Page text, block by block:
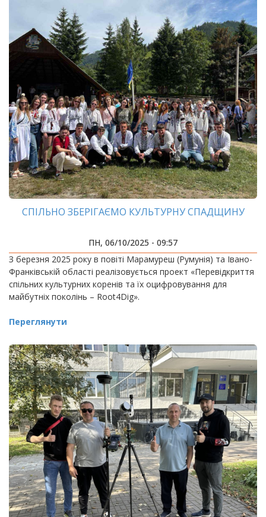
СПІЛЬНО ЗБЕРІГАЄМО КУЛЬТУРНУ СПАДЩИНУ
ПН, 06/10/2025 - 09:57
З березня 2025 року в повіті Марамуреш (Румунія) та Івано-
Франківській області реалізовується проект «Перевідкриття
спільних культурних коренів та їх оцифровування для
майбутніх поколінь – Root4Dig».
Переглянути